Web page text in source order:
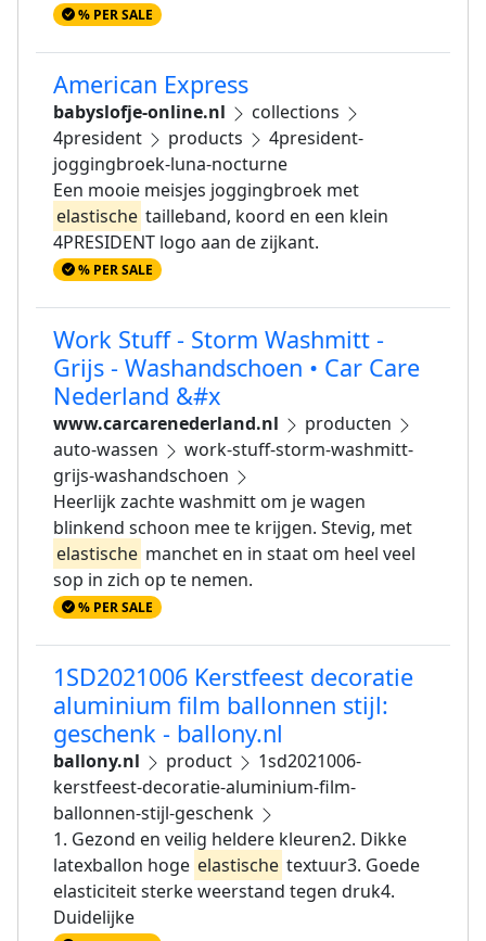
% PER SALE
American Express
babyslofje-online.nl
collections
4president
products
4president-
joggingbroek-luna-nocturne
Een mooie meisjes joggingbroek met
elastische tailleband, koord en een klein
4PRESIDENT logo aan de zijkant.
% PER SALE
Work Stuff - Storm Washmitt -
Grijs - Washandschoen • Car Care
Nederland &#x
www.carcarenederland.nl
producten
auto-wassen
work-stuff-storm-washmitt-
grijs-washandschoen
Heerlijk zachte washmitt om je wagen
blinkend schoon mee te krijgen. Stevig, met
elastische manchet en in staat om heel veel
sop in zich op te nemen.
% PER SALE
1SD2021006 Kerstfeest decoratie
aluminium film ballonnen stijl:
geschenk - ballony.nl
ballony.nl product
1sd2021006-
kerstfeest-decoratie-aluminium-film-
ballonnen-stijl-geschenk
1. Gezond en veilig heldere kleuren2. Dikke
latexballon hoge elastische textuur3. Goede
elasticiteit sterke weerstand tegen druk4.
Duidelijke